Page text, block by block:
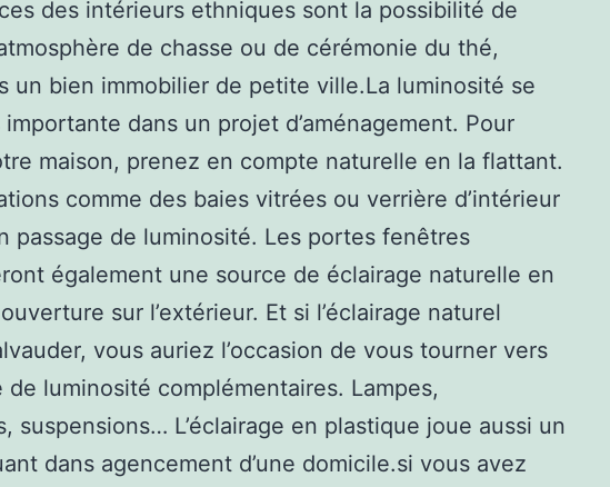
des intérieurs ethniques sont la possibilité de
de chasse ou de cérémonie du thé,
un bien immobilier de petite ville.La luminosité se
dans un projet d’aménagement. Pour
maison, prenez en compte naturelle en la flattant.
comme des baies vitrées ou verrière d’intérieur
passage de luminosité. Les portes fenêtres
également une source de éclairage naturelle en
sur l’extérieur. Et si l’éclairage naturel
vous auriez l’occasion de vous tourner vers
de luminosité complémentaires. Lampes,
suspensions… L’éclairage en plastique joue aussi un
dans agencement d’une domicile.si vous avez